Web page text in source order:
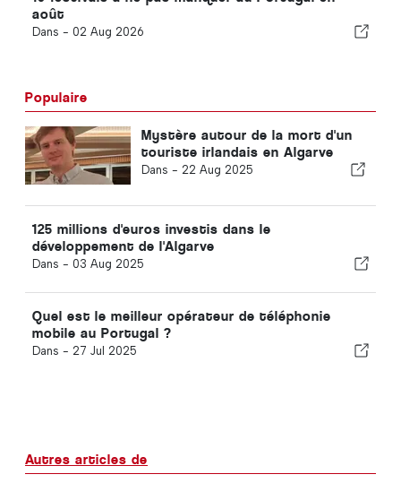
août
Dans - 02 Aug 2026
Populaire
Mystère autour de la mort d'un
touriste irlandais en Algarve
Dans - 22 Aug 2025
125 millions d'euros investis dans le
développement de l'Algarve
Dans - 03 Aug 2025
Quel est le meilleur opérateur de téléphonie
mobile au Portugal ?
Dans - 27 Jul 2025
Autres articles de